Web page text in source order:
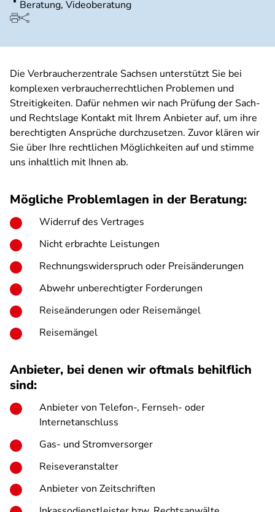
Beratung, Videoberatung
Die Verbraucherzentrale Sachsen unterstützt Sie bei
komplexen verbraucherrechtlichen Problemen und
Streitigkeiten. Dafür nehmen wir nach Prüfung der Sach-
und Rechtslage Kontakt mit Ihrem Anbieter auf, um ihre
berechtigten Ansprüche durchzusetzen. Zuvor klären wir
Sie über Ihre rechtlichen Möglichkeiten auf und stimme
uns inhaltlich mit Ihnen ab.
Mögliche Problemlagen in der Beratung:
Widerruf des Vertrages
Nicht erbrachte Leistungen
Rechnungswiderspruch oder Preisänderungen
Abwehr unberechtigter Forderungen
Reiseänderungen oder Reisemängel
Reisemängel
Anbieter, bei denen wir oftmals behilflich
sind:
Anbieter von Telefon-, Fernseh- oder
Internetanschluss
Gas- und Stromversorger
Reiseveranstalter
Anbieter von Zeitschriften